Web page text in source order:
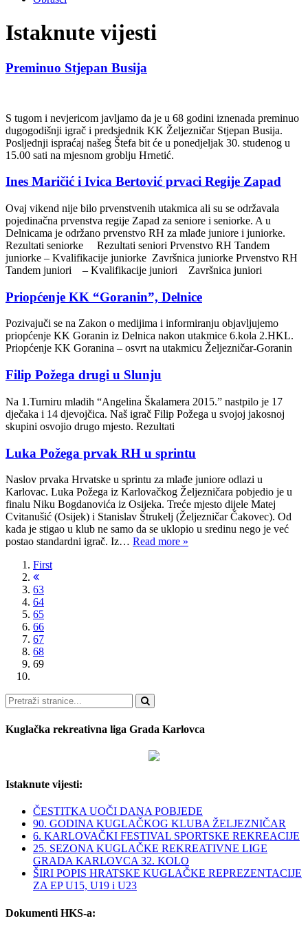
Istaknute vijesti
Preminuo Stjepan Busija
S tugom i nevjericom javljamo da je u 68 godini iznenada preminuo
dugogodišnji igrač i predsjednik KK Željezničar Stjepan Busija.
Posljednji ispraćaj našeg Štefa bit će u ponedjeljak 30. studenog u
15.00 sati na mjesnom groblju Hrnetić.
Ines Maričić i Ivica Bertović prvaci Regije Zapad
Ovaj vikend nije bilo prvenstvenih utakmica ali su se održavala
pojedinačna prvenstva regije Zapad za seniore i seniorke. A u
Delnicama je održano prvenstvo RH za mlađe juniore i juniorke.
Rezultati seniorke Rezultati seniori Prvenstvo RH Tandem
juniorke – Kvalifikacije juniorke Završnica juniorke Prvenstvo RH
Tandem juniori – Kvalifikacije juniori Završnica juniori
Priopćenje KK “Goranin”, Delnice
Pozivajuči se na Zakon o medijima i informiranju objavljujemo
priopćenje KK Goranin iz Delnica nakon utakmice 6.kola 2.HKL.
Priopćenje KK Goranina – osvrt na utakmicu Željezničar-Goranin
Filip Požega drugi u Slunju
Na 1.Turniru mladih “Angelina Škalamera 2015.” nastpilo je 17
dječaka i 14 djevojčica. Naš igrač Filip Požega u svojoj jakosnoj
skupini osvojio drugo mjesto. Rezultati
Luka Požega prvak RH u sprintu
Naslov prvaka Hrvatske u sprintu za mlađe juniore odlazi u
Karlovac. Luka Požega iz Karlovačkog Željezničara pobjedio je u
finalu Niku Bogdanovića iz Osijeka. Treće mjesto dijele Matej
Cvitanušić (Osijek) i Stanislav Štrukelj (Željezničar Čakovec). Od
kada je stigao u klub ne samo da se uklopio u sredinu nego je već
postao standardni igrač. Iz… Read more »
First
63
64
65
66
67
68
69
Pretraži
Kuglačka rekreativna liga Grada Karlovca
Istaknute vijesti:
ČESTITKA UOČI DANA POBJEDE
90. GODINA KUGLAČKOG KLUBA ŽELJEZNIČAR
6. KARLOVAČKI FESTIVAL SPORTSKE REKREACIJE
25. SEZONA KUGLAČKE REKREATIVNE LIGE
GRADA KARLOVCA 32. KOLO
ŠIRI POPIS HRATSKE KUGLAČKE REPREZENTACIJE
ZA EP U15, U19 i U23
Dokumenti HKS-a: